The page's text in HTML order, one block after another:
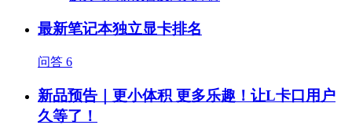
最新笔记本独立显卡排名
问答 6
新品预告｜更小体积 更多乐趣！让L卡口用户
久等了！